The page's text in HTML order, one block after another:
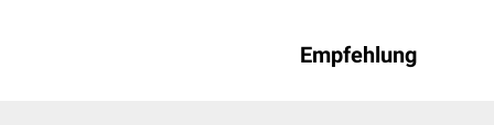
Empfehlung